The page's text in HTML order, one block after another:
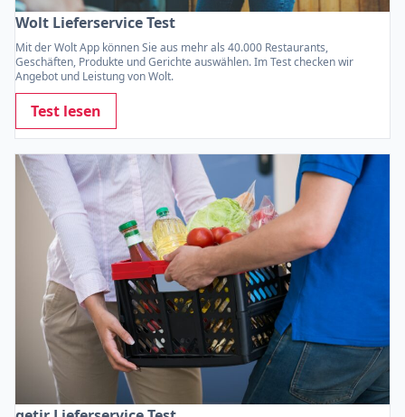
Wolt Lieferservice Test
Mit der Wolt App können Sie aus mehr als 40.000 Restaurants,
Geschäften, Produkte und Gerichte auswählen. Im Test checken wir
Angebot und Leistung von Wolt.
Test lesen